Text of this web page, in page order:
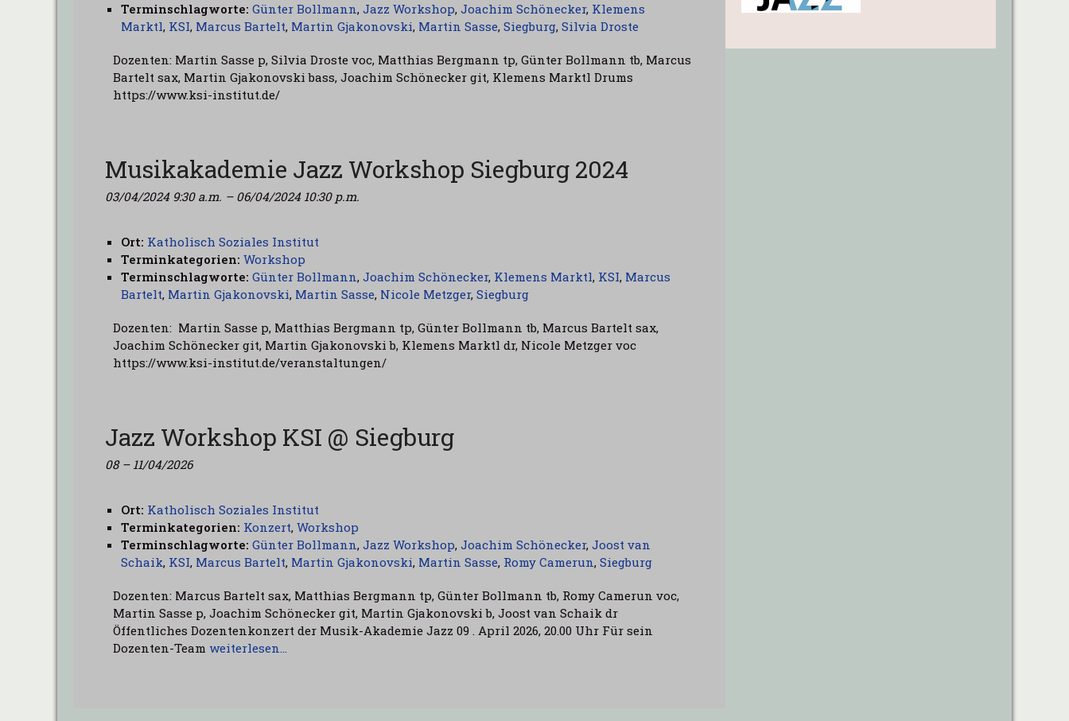
Terminschlagworte: Günter Bollmann, Jazz Workshop, Joachim Schönecker, Klemens
Marktl, KSI, Marcus Bartelt, Martin Gjakonovski, Martin Sasse, Siegburg, Silvia Droste
Dozenten: Martin Sasse p, Silvia Droste voc, Matthias Bergmann tp, Günter Bollmann tb, Marcus
Bartelt sax, Martin Gjakonovski bass, Joachim Schönecker git, Klemens Marktl Drums
https://www.ksi-institut.de/
Musikakademie Jazz Workshop Siegburg 2024
03/04/2024 9:30 a.m. – 06/04/2024 10:30 p.m.
Ort: Katholisch Soziales Institut
Terminkategorien: Workshop
Terminschlagworte: Günter Bollmann, Joachim Schönecker, Klemens Marktl, KSI, Marcus
Bartelt, Martin Gjakonovski, Martin Sasse, Nicole Metzger, Siegburg
Dozenten: Martin Sasse p, Matthias Bergmann tp, Günter Bollmann tb, Marcus Bartelt sax,
Joachim Schönecker git, Martin Gjakonovski b, Klemens Marktl dr, Nicole Metzger voc
https://www.ksi-institut.de/veranstaltungen/
Jazz Workshop KSI @ Siegburg
08– 11/04/2026
Ort: Katholisch Soziales Institut
Terminkategorien: Konzert, Workshop
Terminschlagworte: Günter Bollmann, Jazz Workshop, Joachim Schönecker, Joost van
Schaik, KSI, Marcus Bartelt, Martin Gjakonovski, Martin Sasse, Romy Camerun, Siegburg
Dozenten: Marcus Bartelt sax, Matthias Bergmann tp, Günter Bollmann tb, Romy Camerun voc,
Martin Sasse p, Joachim Schönecker git, Martin Gjakonovski b, Joost van Schaik dr
Öffentliches Dozentenkonzert der Musik-Akademie Jazz 09 . April 2026, 20.00 Uhr Für sein
Dozenten-Team weiterlesen…